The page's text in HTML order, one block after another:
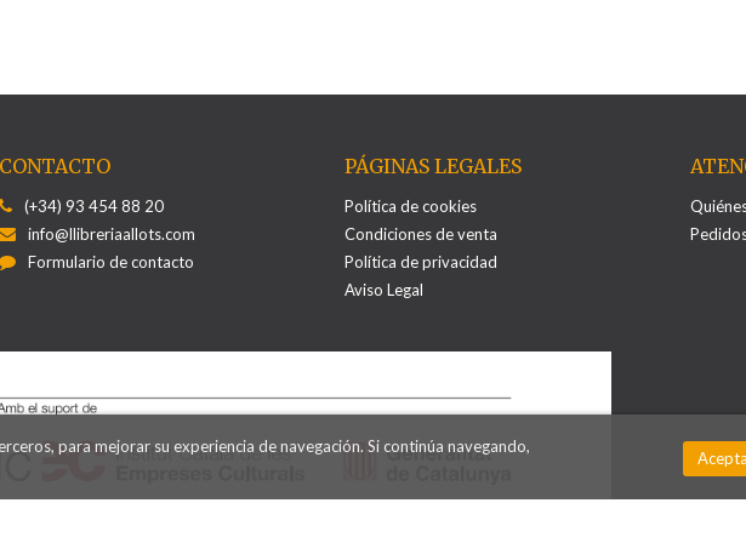
CONTACTO
(+34) 93 454 88 20
info@llibreriaallots.com
Formulario de contacto
PÁGINAS LEGALES
Política de cookies
Condiciones de venta
Política de privacidad
Aviso Legal
para mejorar su experiencia de navegación. Si continúa navegando,